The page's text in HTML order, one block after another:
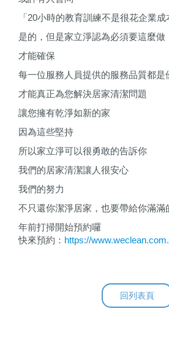
「20小時的教育訓練不是很花企業成
是的，但是家立淨認為必須要這麼做
才能確保
每一位服務人員提供的服務品質都是
才能真正為您解決居家清潔問題
讓您擁有乾淨如新的家
因為這些堅持
所以家立淨可以很勇敢的告訴你
我們的居家清潔讓人很安心
我們的努力
不只還你潔淨居家，也要帶給你滿滿
年前打掃開始預約囉
快來預約： https://
回列表頁